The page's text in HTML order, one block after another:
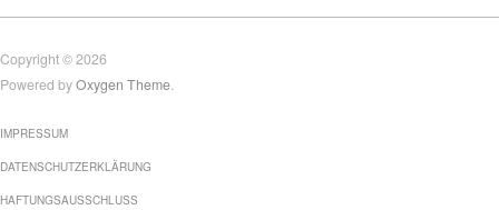
Copyright © 2026
Powered byOxygen Theme.
IMPRESSUM
DATENSCHUTZERKLÄRUNG
HAFTUNGSAUSSCHLUSS